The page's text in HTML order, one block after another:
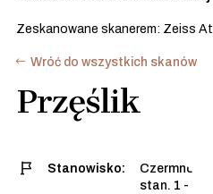
Zeskanowane skanerem: Zeiss
Wróć do wszystkich skanów
Przęślik
Stanowisko:
Czermno,
stan. 1 -